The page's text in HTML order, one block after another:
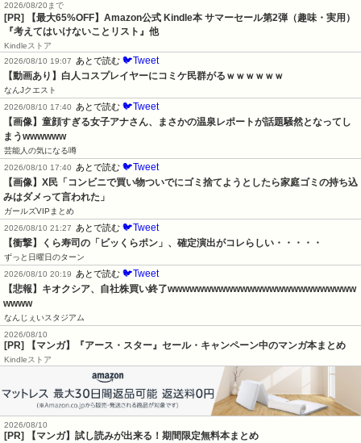
2026/08/20まで
[PR]
【最大65%OFF】Amazon公式 Kindle本 サマーセール第2弾（趣味・実用）
『考えてはいけないことリスト』他
Kindleストア
2026/08/10 19:07
あとで読む 🐦Tweet
【動画あり】白人コスプレイヤーにコミケ民群がるｗｗｗｗｗｗ
なんJクエスト
2026/08/10 17:40
あとで読む 🐦Tweet
【画像】童顔すぎる女子アナさん、まさかの温泉レポートが話題騒然となってし
まうwwwwww
芸能人の気になる噂
2026/08/10 17:40
あとで読む 🐦Tweet
【画像】X民「コンビニで買い物ついでにゴミ捨てようとしたら家庭ゴミの持ち込
みはダメって言われた」
ガールズVIPまとめ
2026/08/10 21:27
あとで読む 🐦Tweet
【衝撃】くら寿司の「ビッくらポン」、確定演出がコレらしい・・・・・
ずっと日曜日のターン
2026/08/10 20:19
あとで読む 🐦Tweet
【悲報】キオクシア、自社株買い終了wwwwwwwwwwwwwwwwwwwwwwwwww
wwww
なんじぇいスタジアム
2026/08/10
[PR] 【マンガ】『アース・スター』セール・キャンペーン中のマンガ本まとめ
Kindleストア
2026/08/10
[PR] 【マンガ】試し読みが出来る！期間限定無料本まとめ